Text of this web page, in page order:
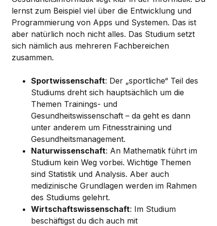
lernst zum Beispiel viel über die Entwicklung und
Programmierung von Apps und Systemen. Das ist
aber natürlich noch nicht alles. Das Studium setzt
sich nämlich aus mehreren Fachbereichen
zusammen.
Sportwissenschaft: Der „sportliche“ Teil des
Studiums dreht sich hauptsächlich um die
Themen Trainings- und
Gesundheitswissenschaft – da geht es dann
unter anderem um Fitnesstraining und
Gesundheitsmanagement.
Naturwissenschaft: An Mathematik führt im
Studium kein Weg vorbei. Wichtige Themen
sind Statistik und Analysis. Aber auch
medizinische Grundlagen werden im Rahmen
des Studiums gelehrt.
Wirtschaftswissenschaft: Im Studium
beschäftigst du dich auch mit